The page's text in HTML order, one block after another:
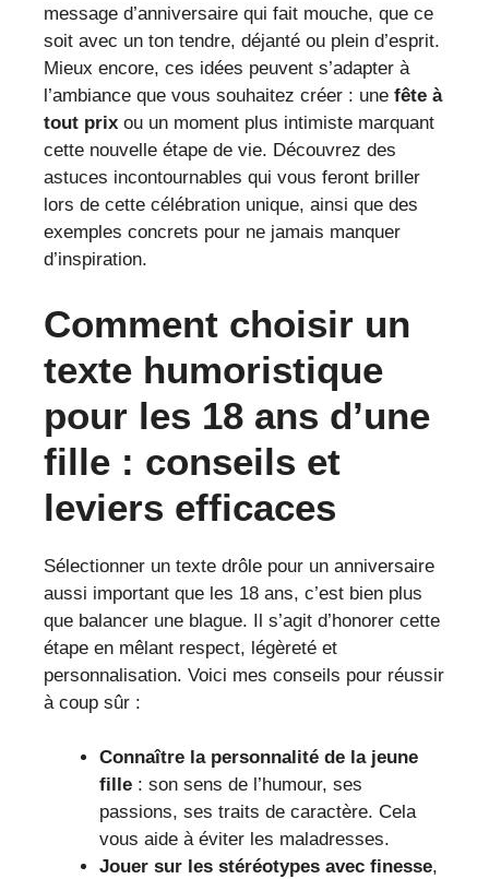
message d’anniversaire qui fait mouche, que ce
soit avec un ton tendre, déjanté ou plein d’esprit.
Mieux encore, ces idées peuvent s’adapter à
l’ambiance que vous souhaitez créer : une fête à
tout prix ou un moment plus intimiste marquant
cette nouvelle étape de vie. Découvrez des
astuces incontournables qui vous feront briller
lors de cette célébration unique, ainsi que des
exemples concrets pour ne jamais manquer
d’inspiration.
Comment choisir un
texte humoristique
pour les 18 ans d’une
fille : conseils et
leviers efficaces
Sélectionner un texte drôle pour un anniversaire
aussi important que les 18 ans, c’est bien plus
que balancer une blague. Il s’agit d’honorer cette
étape en mêlant respect, légèreté et
personnalisation. Voici mes conseils pour réussir
à coup sûr :
Connaître la personnalité de la jeune
fille : son sens de l’humour, ses
passions, ses traits de caractère. Cela
vous aide à éviter les maladresses.
Jouer sur les stéréotypes avec finesse,